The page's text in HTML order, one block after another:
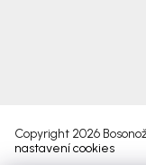
Copyright 2026
nastavení cookies